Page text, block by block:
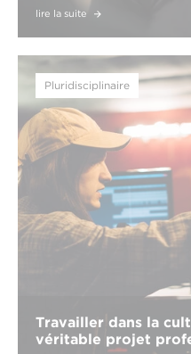
lire la suite
Pluridisciplinaire
Travailler dans la
véritable projet